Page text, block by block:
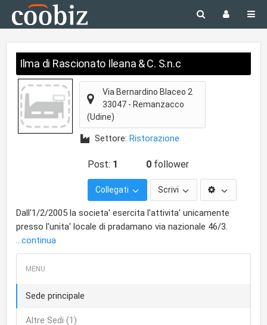
Ilma di Rascionato Ileana & C. S.n.c
Via Bernardino Blaceo 2
33047 - Remanzacco
(Udine)
Settore: Ristorazione
Post: 1 0 follower
Collegati Scrivi
Dall'1/2/2005 la societa' esercita l'attivita' unicamente
presso l'unita' locale di pradamano via nazionale 46/3.
...continua
Sede principale
Altre Sedi (1)